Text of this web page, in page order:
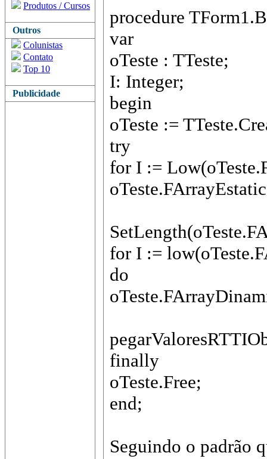
Produtos / Cursos
Outros
Colunistas
Contato
Top 10
Publicidade
procedure
var
oTeste : TTeste;
I: Integer;
begin
oTeste :=
try
for I :=
for I :=
do
finally
oTeste.Free;
end;
Seguindo o padrão